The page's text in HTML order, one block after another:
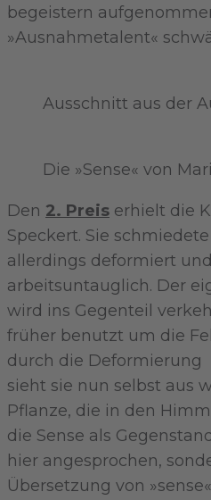
begeistern
»Ausnahmetalent«
Ausschnitt aus der
Die »Sense« von
Den 2. Preis erhielt die
Speckert. Sie schmiedete
allerdings deformiert
arbeitsuntauglich. Der
wird ins Gegenteil
früher benutzt um die
durch die Deformierung
sieht sie nun selbst aus
Pflanze, die in den
die Sense als
hier angesprochen,
Übersetzung von